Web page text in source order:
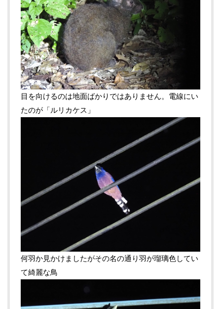
目を向けるのは地面ばかりではありません。電線にい
たのが「ルリカケス」
何羽か見かけましたがその名の通り羽が瑠璃色してい
て綺麗な鳥